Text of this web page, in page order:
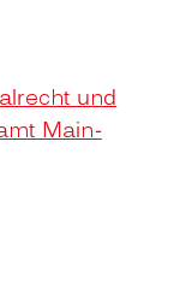
und
Main-